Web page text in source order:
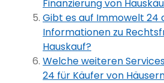
Finanzierung von
Gibt es auf Immowelt 24
Informationen zu
Hauskauf?
Welche weiteren
24 für Käufer von